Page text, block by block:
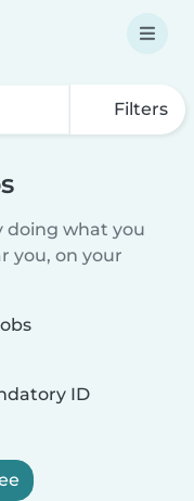
Filters
doing what you
you, on your
ID